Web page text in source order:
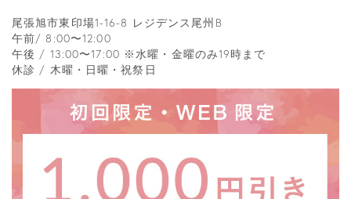
尾張旭市東印場1-16-8 レジデンス尾州B
午前/ 8:00〜12:00
午後 / 13:00〜17:00 ※水曜・金曜のみ19時まで
休診 / 木曜・日曜・祝祭日